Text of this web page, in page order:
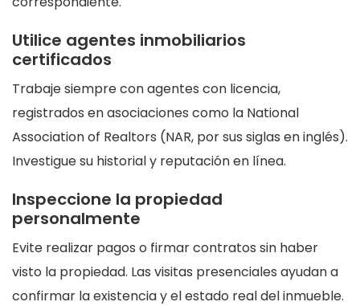
Utilice agentes inmobiliarios
certificados
Trabaje siempre con agentes con licencia,
registrados en asociaciones como la National
Association of Realtors (NAR, por sus siglas en inglés).
Investigue su historial y reputación en línea.
Inspeccione la propiedad
personalmente
Evite realizar pagos o firmar contratos sin haber
visto la propiedad. Las visitas presenciales ayudan a
confirmar la existencia y el estado real del inmueble.